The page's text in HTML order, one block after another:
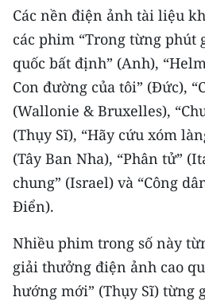
Media Chính trị
Media Kinh tế
Media Văn hóa
Media Xã hội
Media Pháp luật
Media Du lịch
Media Thế giới
Media Thể thao
Các nền điện ảnh tài liệu
các phim “Trong từng phút
quốc bất định” (Anh),
Con đường của tôi” (Đức),
(Wallonie & Bruxelles),
(Thụy Sĩ), “Hãy cứu xóm
(Tây Ban Nha), “Phân tử”
chung” (Israel) và “Công
Điển).
Nhiều phim trong số này
giải thưởng điện ảnh cao
hướng mới” (Thụy Sĩ) từng